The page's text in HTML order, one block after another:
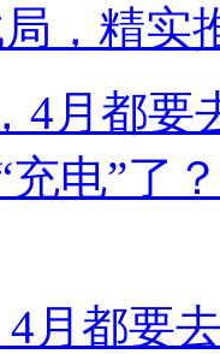
，精实
月都要